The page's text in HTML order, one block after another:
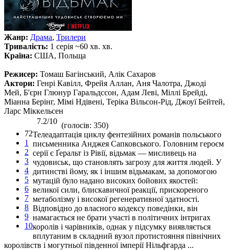
Жанр: Драма, Трилери
Тривалість: 1 серія ~60 хв. хв.
Країна: США, Польща
Режисер: Томаш Багінський, Алік Сахаров
Актори: Генрі Кавілл, Фрейя Аллан, Аня Чалотра, Джоді
Мей, Б'єрн Глюнур Гаральдссон, Адам Леві, Міллі Брейді,
Міанна Берінг, Мімі Ндівені, Теріка Вільсон-Рід, Джоуї Бейтей,
Ларс Міккельсен
72
1
2
3
4
5
6
7
8
9
10
7.2/10 (голосів: 350)
Телеадаптація циклу фентезійних романів польського
письменника Анджея Сапковського. Головним героєм
серії є Ґеральт із Рівії, відьмак — мисливець на
чудовиськ, що становлять загрозу для життя людей. У
дитинстві йому, як і іншим відьмакам, за допомогою
мутацій було надано високих бойових якостей:
великої сили, блискавичної реакції, прискореного
метаболізму і високої регенеративної здатності.
Відповідно до власного кодексу поведінки, він
намагається не брати участі в політичних інтригах
королів і чарівників, однак у підсумку виявляється
вплутаним в складний вузол протистояння північних
королівств і могутньої південної імперії Нільфгарда ...